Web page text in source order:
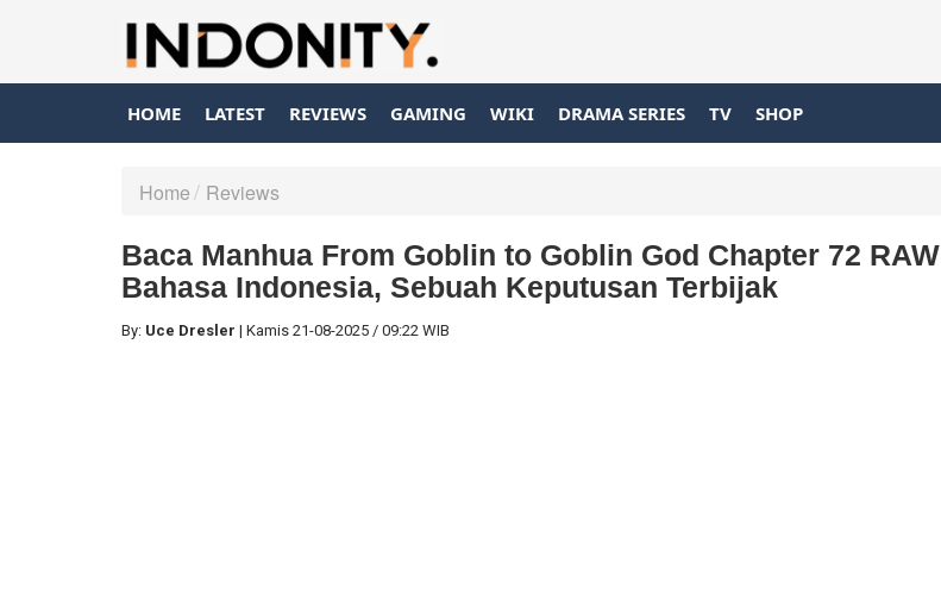
HOME LATEST REVIEWS GAMING WIKI DRAMA SERIES TV SHOP
Home Reviews
Baca Manhua From Goblin to Goblin God Chapter 72 RAW
Bahasa Indonesia, Sebuah Keputusan Terbijak
By: Uce Dresler | Kamis 21-08-2025 / 09:22 WIB